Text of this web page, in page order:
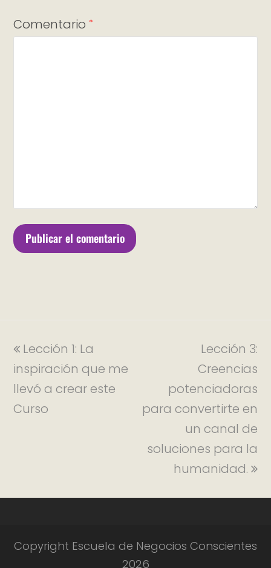
Comentario *
Lección 1: La
inspiración que me
llevó a crear este
Curso
Lección 3:
Creencias
potenciadoras
para convertirte en
un canal de
soluciones para la
humanidad.
Copyright Escuela de Negocios Conscientes
2026